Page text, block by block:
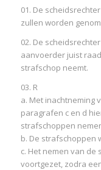
01. De
zullen worden
02. De
aanvoerder juist
strafschop neemt.
03. R
a. Met inachtneming
paragrafen c en d
strafschoppen
b. De strafschoppen
c. Het nemen van
voortgezet, zodra